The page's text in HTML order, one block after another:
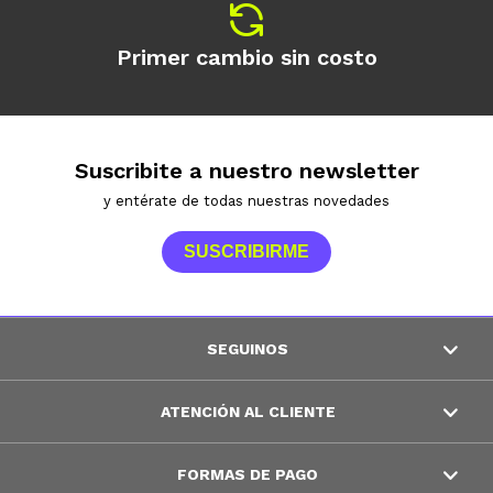
Primer cambio sin costo
Suscribite a nuestro newsletter
y entérate de todas nuestras novedades
SUSCRIBIRME
SEGUINOS
ATENCIÓN AL CLIENTE
FORMAS DE PAGO